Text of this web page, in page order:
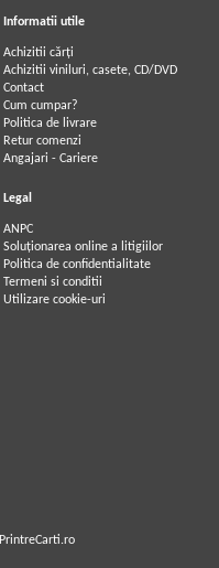
Informatii utile
Achizitii cărți
Achizitii viniluri, casete, CD/DVD
Contact
Cum cumpar?
Politica de livrare
Retur comenzi
Angajari - Cariere
Legal
ANPC
Soluționarea online a litigiilor
Politica de confidentialitate
Termeni si conditii
Utilizare cookie-uri
PrintreCarti.ro